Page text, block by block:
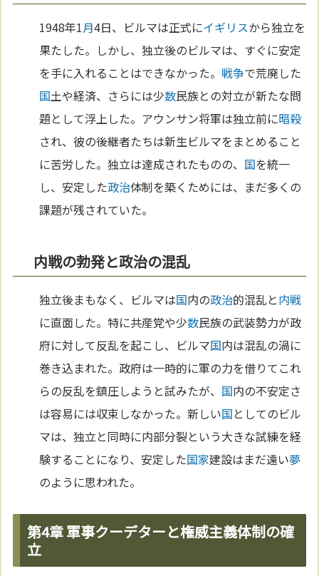
1948年1月4日、ビルマは正式にイギリスから独立を
果たした。しかし、独立後のビルマは、すぐに安定
を手に入れることはできなかった。戦争で荒廃した
国土や経済、さらには少数民族との対立が新たな問
題として浮上した。アウンサン将軍は独立前に暗殺
され、彼の後継者たちは新生ビルマをまとめること
に苦労した。独立は達成されたものの、 国を統一
し、安定した政治体制を築くためには、まだ多くの
課題が残されていた。
内戦の勃発と政治の混乱
独立後まもなく、ビルマは国内の政治的混乱と内戦
に直面した。特に共産党や少数民族の武装勢力が政
府に対して反乱を起こし、ビルマ国内は混乱の渦に
巻き込まれた。政府は一時的に軍の力を借りてこれ
らの反乱を鎮圧しようと試みたが、 国内の不安定さ
は容易には収束しなかった。新しい国としてのビル
マは、独立と同時に内部分裂という大きな試練を経
験することになり、安定した国家建設はまだ遠い夢
のように思われた。
第4章 軍事クーデターと権威主義体制の確
立